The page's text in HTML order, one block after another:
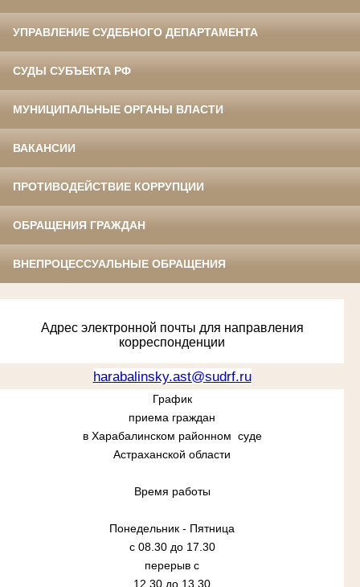
УПРАВЛЕНИЕ СУДЕБНОГО ДЕПАРТАМЕНТА
СУДЫ СУБЪЕКТА РФ
МУНИЦИПАЛЬНЫЕ ОРГАНЫ ВЛАСТИ
ВАКАНСИИ
ПРОТИВОДЕЙСТВИЕ КОРРУПЦИИ
ОБРАЩЕНИЯ ГРАЖДАН
ВНЕПРОЦЕССУАЛЬНЫЕ ОБРАЩЕНИЯ
Адрес электронной почты для направления
корреспонденции
harabalinsky.ast@sudrf.ru
График
приема граждан
в Харабалинском районном суде
Астраханской области
Время работы
Понедельник - Пятница
с 08.30 до 17.30
перерыв с
12.30 до 13.30